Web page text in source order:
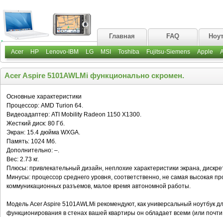
Главная FAQ
Acer HP Lenovo-IBM LG MSI Toshiba Fujitsu-Siemens Apple
Acer Aspire 5101AWLMi функционально скромен.
Основные характеристики
Процессор: AMD Turion 64.
Видеоадаптер: ATI Mobility Radeon 1150 X1300.
Жесткий диск: 80 Гб.
Экран: 15.4 дюйма WXGA.
Память: 1024 Мб.
Дополнительно: –.
Вес: 2.73 кг.
Плюсы: привлекательный дизайн, неплохие характеристики экрана,
Минусы: процессор среднего уровня, соответственно, не самая высокая
коммуникационных разъемов, малое время автономной работы.
Модель Acer Aspire 5101AWLMi рекомендуют, как универсальный ноутбук
функционирования в стенах вашей квартиры он обладает всеми (или